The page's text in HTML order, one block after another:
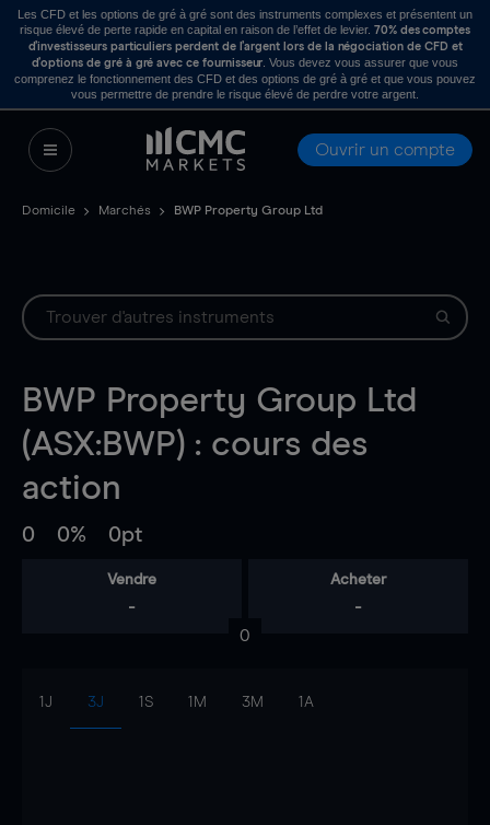
Les CFD et les options de gré à gré sont des instruments complexes et présentent un
risque élevé de perte rapide en capital en raison de l’effet de levier. 70% des comptes
d’investisseurs particuliers perdent de l’argent lors de la négociation de CFD et
d’options de gré à gré avec ce fournisseur . Vous devez vous assurer que vous
comprenez le fonctionnement des CFD et des options de gré à gré et que vous pouvez
vous permettre de prendre le risque élevé de perdre votre argent.
Ouvrir un compte
Domicile Marchés BWP Property Group Ltd
BWP Property Group Ltd
(ASX:BWP) : cours des
action
0 0% 0pt
Vendre
-
Acheter
-
0
1J 3J 1S 1M 3M 1A